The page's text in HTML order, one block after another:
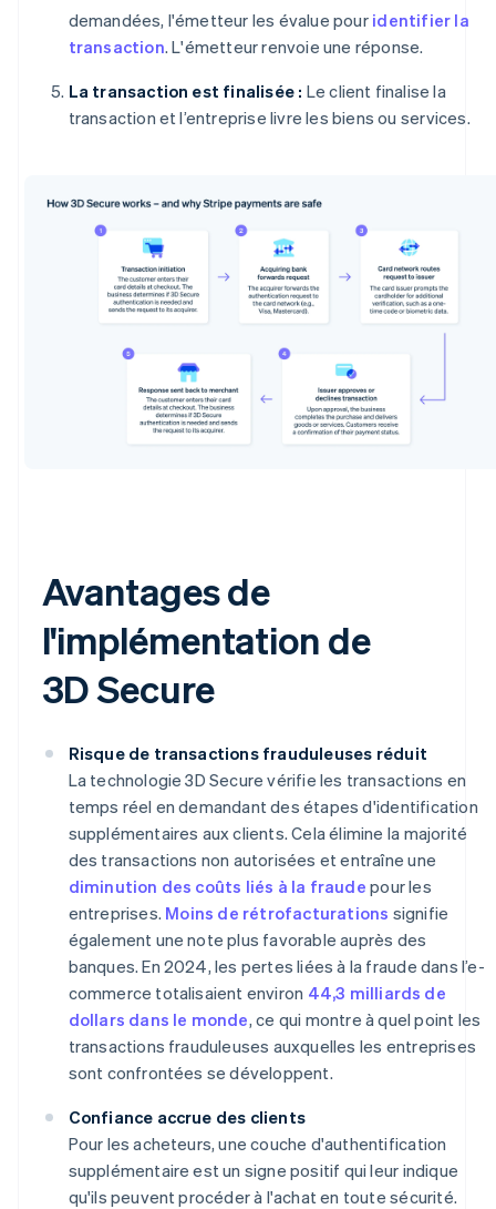
demandées, l'émetteur les évalue pour identifier la
transaction. L'émetteur renvoie une réponse.
La transaction est finalisée : Le client finalise la
transaction et l’entreprise livre les biens ou services.
Avantages de
l'implémentation de
3D Secure
Risque de transactions frauduleuses réduit
La technologie 3D Secure vérifie les transactions en
temps réel en demandant des étapes d'identification
supplémentaires aux clients. Cela élimine la majorité
des transactions non autorisées et entraîne une
diminution des coûts liés à la fraude pour les
entreprises. Moins de rétrofacturations signifie
également une note plus favorable auprès des
banques. En 2024, les pertes liées à la fraude dans l’e-
commerce totalisaient environ 44,3 milliards de
dollars dans le monde, ce qui montre à quel point les
transactions frauduleuses auxquelles les entreprises
sont confrontées se développent.
Confiance accrue des clients
Pour les acheteurs, une couche d'authentification
supplémentaire est un signe positif qui leur indique
qu'ils peuvent procéder à l'achat en toute sécurité.